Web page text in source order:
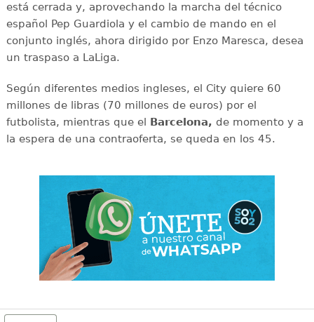
está cerrada y, aprovechando la marcha del técnico
español Pep Guardiola y el cambio de mando en el
conjunto inglés, ahora dirigido por Enzo Maresca, desea
un traspaso a LaLiga.
Según diferentes medios ingleses, el City quiere 60
millones de libras (70 millones de euros) por el
futbolista, mientras que el Barcelona, de momento y a
la espera de una contraoferta, se queda en los 45.